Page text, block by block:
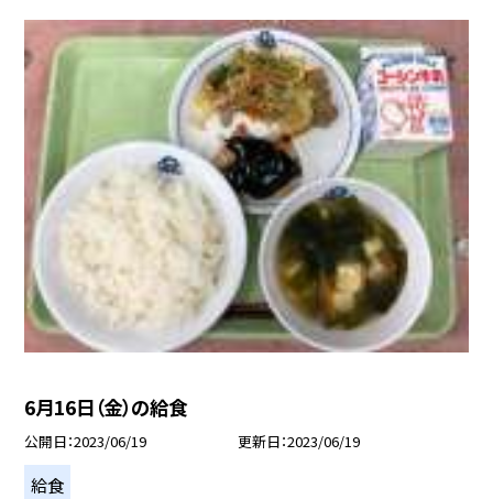
6月16日（金）の給食
公開日 2023/06/19 更新日 2023/06/19
給食